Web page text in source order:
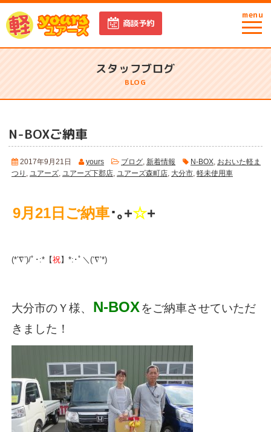
商談予約
menu
スタッフブログ
BLOG
N-BOXご納車
2017年9月21日 yours ブログ 新着情報 N-BOX おおいた軽ま
つり
ユアーズ ユアーズ下郡店 ユアーズ森町店 大分市 軽未使用車
9月21日ご納車･｡+☆+
(*’∇’)/ﾟ･:*【祝】*:･ﾟ＼(‘∇’*)
大分市のＹ様、 N-BOX をご納車させていただ
きました！